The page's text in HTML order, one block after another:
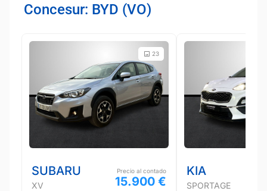
Concesur: BYD (VO)
23
SUBARU
XV
Precio al contado
15.900 €
KIA
SPORTAGE